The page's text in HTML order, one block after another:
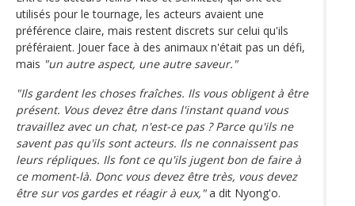
utilisés pour le tournage, les acteurs avaient une
préférence claire, mais restent discrets sur celui qu'ils
préféraient. Jouer face à des animaux n'était pas un défi,
mais "un autre aspect, une autre saveur."
"Ils gardent les choses fraîches. Ils vous obligent à être
présent. Vous devez être dans l'instant quand vous
travaillez avec un chat, n'est-ce pas ? Parce qu'ils ne
savent pas qu'ils sont acteurs. Ils ne connaissent pas
leurs répliques. Ils font ce qu'ils jugent bon de faire à
ce moment-là. Donc vous devez être très, vous devez
être sur vos gardes et réagir à eux,"a dit Nyong'o.